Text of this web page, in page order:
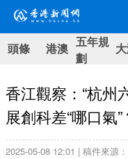
頭條 港澳 五年規
劃
香江觀察：“杭州
展創科差“哪口氣”
2025-05-08 12:01 | 稿件來源